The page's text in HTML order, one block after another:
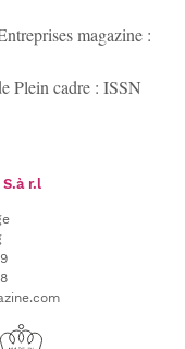
magazine :
Plein cadre : ISSN
S.à r.l